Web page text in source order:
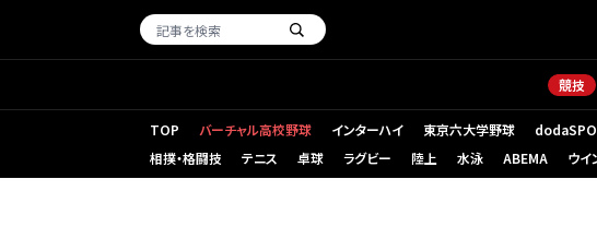
競技
TOP バーチャル高校野球 インターハイ 東京六大学野球 （新しいタ
相撲・格闘技
テニス 卓球 ラグビー 陸上 水泳 ABEMA ウイ